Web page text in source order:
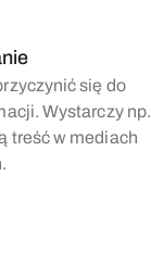
się do
Wystarczy np.
treść w mediach